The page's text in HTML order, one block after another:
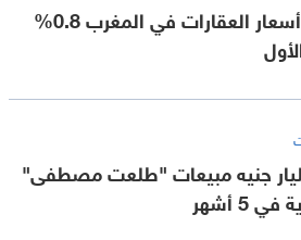
ارتفاع أسعار العقارات في المغرب 0.8%
مليار جنيه مبيعات "طلعت مصطفى"
5 أشهر